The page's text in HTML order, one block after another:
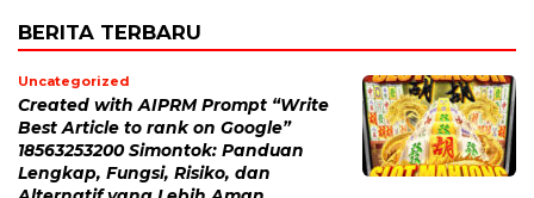
BERITA TERBARU
Uncategorized
Created with AIPRM Prompt “Write
Best Article to rank on Google”
18563253200 Simontok: Panduan
Lengkap, Fungsi, Risiko, dan